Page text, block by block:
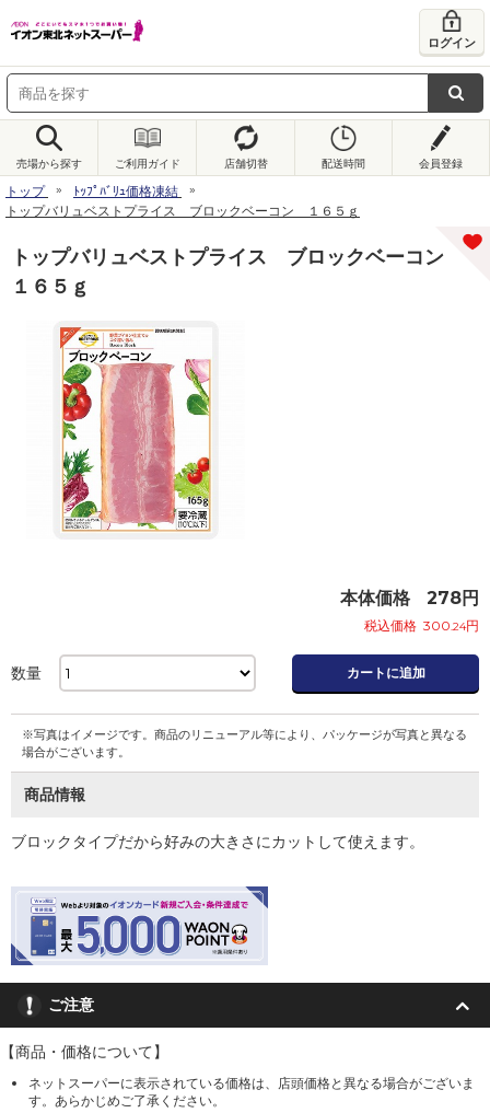
ログイン
売場から探す ご利用ガイド 店舗切替 配送時間 会員登録
トップ
ﾄｯﾌﾟﾊﾞﾘｭ価格凍結
トップバリュベストプライス ブロックベーコン １６５ｇ
トップバリュベストプライス ブロックベーコン
１６５ｇ
本体価格 278円
税込価格 300.24円
数量 カートに追加
※写真はイメージです。商品のリニューアル等により、パッケージが写真と異なる
場合がございます。
商品情報
ブロックタイプだから好みの大きさにカットして使えます。
ご注意
【商品・価格について】
ネットスーパーに表示されている価格は、店頭価格と異なる場合がございま
す。あらかじめご了承ください。